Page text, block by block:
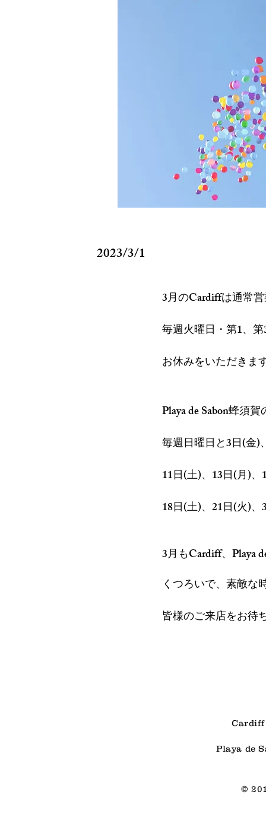
2023/3/1
3月のCardiffは通常
毎週火曜日・第1、
お休みをいただきま
Playa de Sabon蜂須
毎週日曜日と3日(金)
11日(土)、13日(月)
18日(土)、21日(火)
3月もCardiff、Playa
くつろいで、 素敵な
皆様のご来店をお待
Playa de
©